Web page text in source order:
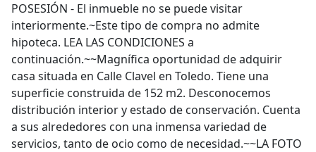
POSESIÓN - El inmueble no se puede visitar
interiormente.~Este tipo de compra no admite
hipoteca. LEA LAS CONDICIONES a
continuación.~~Magnífica oportunidad de adquirir
casa situada en Calle Clavel en Toledo. Tiene una
superficie construida de 152 m2. Desconocemos
distribución interior y estado de conservación. Cuenta
a sus alrededores con una inmensa variedad de
servicios, tanto de ocio como de necesidad.~~LA FOTO